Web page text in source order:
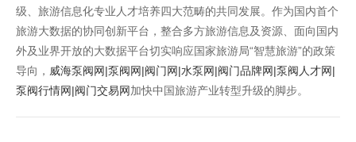
级、旅游信息化专业人才培养四大范畴的共同发展。作为国内首个
旅游大数据的协同创新平台，整合多方旅游信息及资源、面向国内
外及业界开放的大数据平台切实响应国家旅游局“智慧旅游”的政策
导向， 威海泵阀网|泵阀网|阀门网|水泵网|阀门品牌网|泵阀人才网|
泵阀行情网|阀门交易网加快中国旅游产业转型升级的脚步。